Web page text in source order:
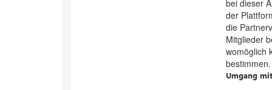
bei dieser
der
die
Mitglieder
womöglich
bestimmen.
Umgang